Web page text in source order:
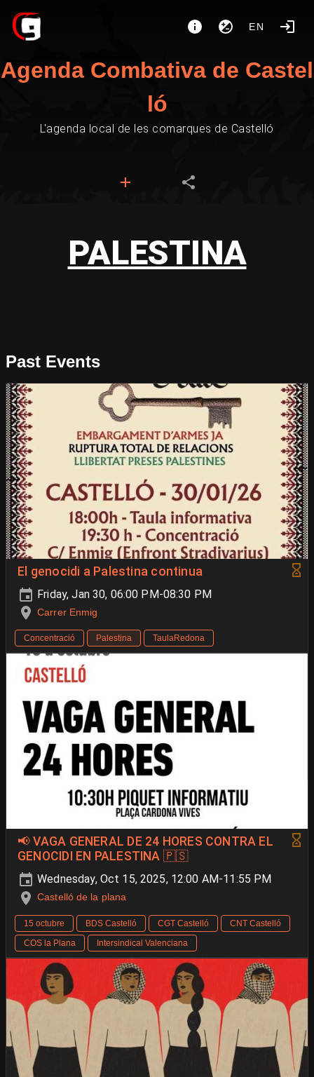
EN
Agenda Combativa de Castel
ló
L'agenda local de les comarques de Castelló
PALESTINA
Past Events
El genocidi a Palestina continua
Friday, Jan 30, 06:00 PM-08:30 PM
Carrer Enmig
Concentració Palestina TaulaRedona
📢 VAGA GENERAL DE 24 HORES CONTRA EL
GENOCIDI EN PALESTINA 🇵🇸
Wednesday, Oct 15, 2025, 12:00 AM-11:55 PM
Castelló de la plana
15 octubre BDS Castelló CGT Castelló
CNT Castelló
COS la Plana
Intersindical Valenciana